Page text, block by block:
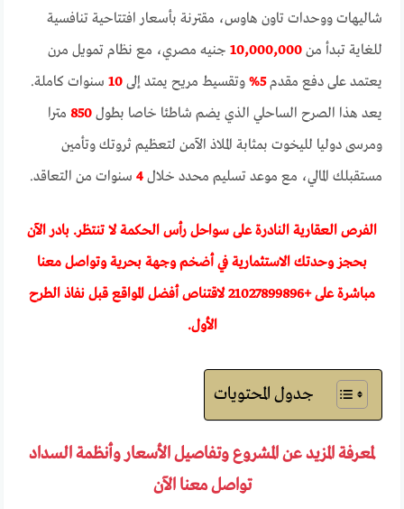
شاليهات ووحدات تاون هاوس، مقترنة بأسعار افتتاحية تنافسية
للغاية تبدأ من10,000,000 جنيه مصري، مع نظام تمويل مرن
يعتمد على دفع مقدم5% وتقسيط مريح يمتد إلى10 سنوات كاملة.
يعد هذا الصرح الساحلي الذي يضم شاطئا خاصا بطول850 مترا
ومرسى دوليا لليخوت بمثابة الملاذ الآمن لتعظيم ثروتك وتأمين
مستقبلك المالي، مع موعد تسليم محدد خلال4 سنوات من التعاقد.
الفرص العقارية النادرة على سواحل رأس الحكمة لا تنتظر. بادر الآن
بحجز وحدتك الاستثمارية في أضخم وجهة بحرية وتواصل معنا
مباشرة على +21027899896لاقتناص أفضل المواقع قبل نفاذ الطرح
الأول.
جدول المحتويات
لمعرفة المزيد عن المشروع وتفاصيل الأسعار وأنظمة السداد
تواصل معنا الآن